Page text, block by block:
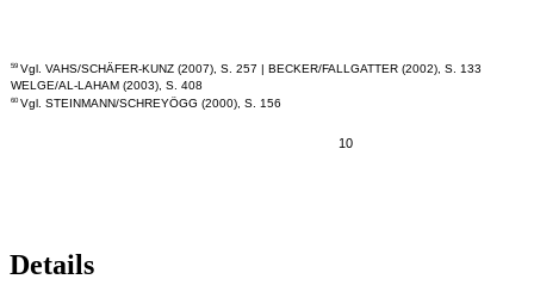
59 Vgl. VAHS/SCHÄFER-KUNZ (2007), S. 257 | BECKER/FALLGATTER (2002), S. 133
WELGE/AL-LAHAM (2003), S. 408
60 Vgl. STEINMANN/SCHREYÖGG (2000), S. 156
10
Details